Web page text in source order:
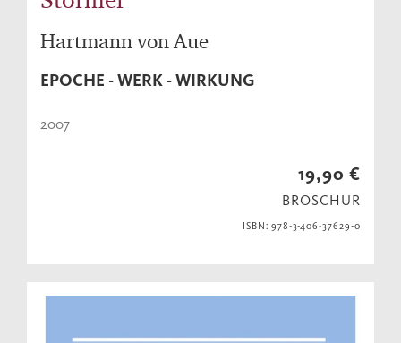
Hartmann von Aue
EPOCHE - WERK - WIRKUNG
2007
19,90 €
BROSCHUR
ISBN: 978-3-406-37629-0